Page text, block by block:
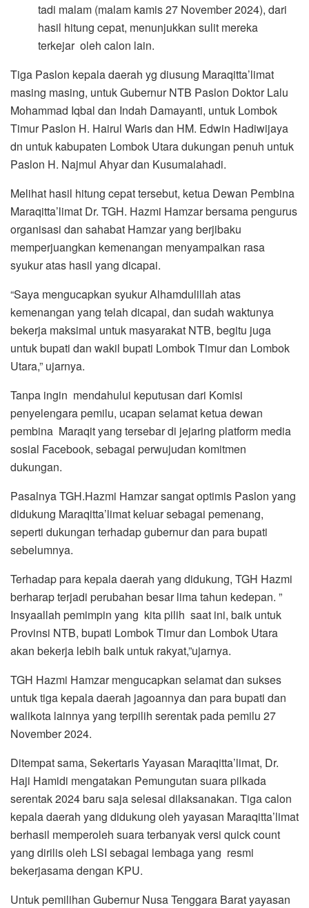
tadi malam (malam kamis 27 November 2024), dari
hasil hitung cepat, menunjukkan sulit mereka
terkejar oleh calon lain.
Tiga Paslon kepala daerah yg diusung Maraqitta’limat
masing masing, untuk Gubernur NTB Paslon Doktor Lalu
Mohammad Iqbal dan Indah Damayanti, untuk Lombok
Timur Paslon H. Hairul Waris dan HM. Edwin Hadiwijaya
dn untuk kabupaten Lombok Utara dukungan penuh untuk
Paslon H. Najmul Ahyar dan Kusumalahadi.
Melihat hasil hitung cepat tersebut, ketua Dewan Pembina
Maraqitta’limat Dr. TGH. Hazmi Hamzar bersama pengurus
organisasi dan sahabat Hamzar yang berjibaku
memperjuangkan kemenangan menyampaikan rasa
syukur atas hasil yang dicapai.
“Saya mengucapkan syukur Alhamdulillah atas
kemenangan yang telah dicapai, dan sudah waktunya
bekerja maksimal untuk masyarakat NTB, begitu juga
untuk bupati dan wakil bupati Lombok Timur dan Lombok
Utara,” ujarnya.
Tanpa ingin mendahului keputusan dari Komisi
penyelengara pemilu, ucapan selamat ketua dewan
pembina Maraqit yang tersebar di jejaring platform media
sosial Facebook, sebagai perwujudan komitmen
dukungan.
Pasalnya TGH.Hazmi Hamzar sangat optimis Paslon yang
didukung Maraqitta’limat keluar sebagai pemenang,
seperti dukungan terhadap gubernur dan para bupati
sebelumnya.
Terhadap para kepala daerah yang didukung, TGH Hazmi
berharap terjadi perubahan besar lima tahun kedepan. ”
Insyaallah pemimpin yang kita pilih saat ini, baik untuk
Provinsi NTB, bupati Lombok Timur dan Lombok Utara
akan bekerja lebih baik untuk rakyat,”ujarnya.
TGH Hazmi Hamzar mengucapkan selamat dan sukses
untuk tiga kepala daerah jagoannya dan para bupati dan
walikota lainnya yang terpilih serentak pada pemilu 27
November 2024.
Ditempat sama, Sekertaris Yayasan Maraqitta’limat, Dr.
Haji Hamidi mengatakan Pemungutan suara pilkada
serentak 2024 baru saja selesai dilaksanakan. Tiga calon
kepala daerah yang didukung oleh yayasan Maraqitta’limat
berhasil memperoleh suara terbanyak versi quick count
yang dirilis oleh LSI sebagai lembaga yang resmi
bekerjasama dengan KPU.
Untuk pemilihan Gubernur Nusa Tenggara Barat yayasan